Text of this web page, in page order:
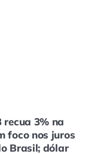
recua 3% na
foco nos juros
Brasil; dólar